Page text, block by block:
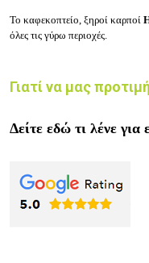
Το καφεκοπτείο, ξηροί καρποί
όλες τις γύρω περιοχές.
Γιατί να μας
Δείτε εδώ τι λένε για